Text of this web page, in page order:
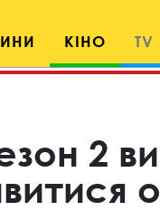
КІНО TV
2